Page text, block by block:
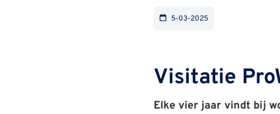
5-03-2025
Visitatie
Elke vier jaar vindt bij